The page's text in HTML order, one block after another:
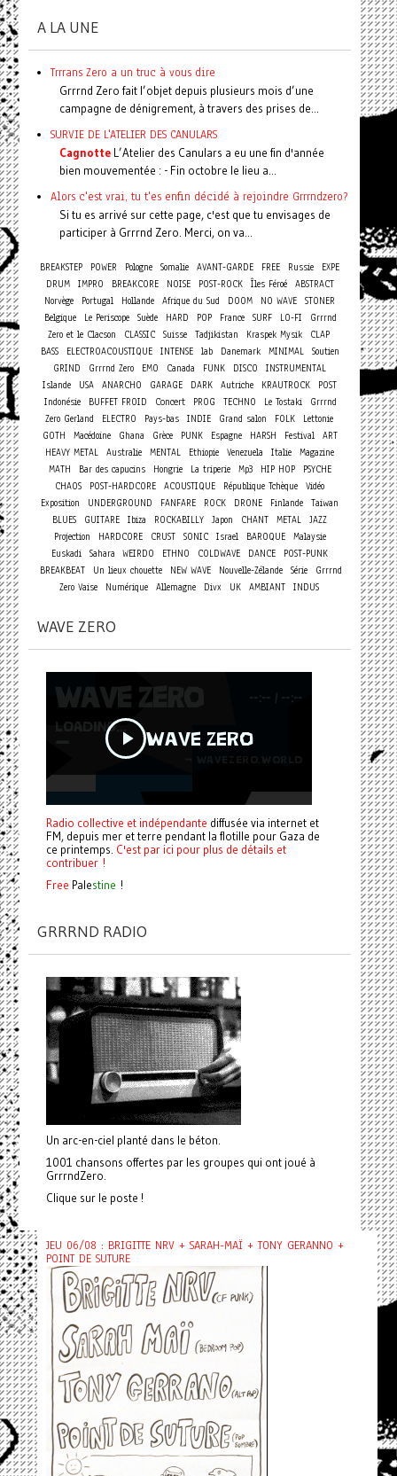
A LA UNE
Trrrans Zero a un truc à vous dire
Grrrnd Zero fait l’objet depuis plusieurs mois d’une
campagne de dénigrement, à travers des prises de...
SURVIE DE L'ATELIER DES CANULARS
CagnotteL’Atelier des Canulars a eu une fin d'année
bien mouvementée : - Fin octobre le lieu a...
Alors c'est vrai, tu t'es enfin décidé à rejoindre Grrrndzero?
Si tu es arrivé sur cette page, c'est que tu envisages de
participer à Grrrnd Zero. Merci, on va...
BREAKSTEP POWER Pologne Somalie AVANT-GARDE FREE Russie
EXPE
DRUM
IMPRO BREAKCORE NOISE POST-ROCK Îles Féroé
ABSTRACT
Norvège
Portugal Hollande Afrique du Sud DOOM NO WAVE STONER
Belgique
Le Periscope Suède HARD POP France SURF LO-FI
Grrrnd
Zero et le Clacson
CLASSIC Suisse Tadjikistan Kraspek Mysik
CLAP
BASS
ELECTROACOUSTIQUE INTENSE lab Danemark MINIMAL
Soutien
GRIND
Grrrnd Zero EMO Canada FUNK DISCO
INSTRUMENTAL
Islande
USA ANARCHO GARAGE DARK Autriche KRAUTROCK
POST
Indonésie
BUFFET FROID Concert PROG TECHNO Le Tostaki
Grrrnd
Zero Gerland
ELECTRO Pays-bas INDIE Grand salon FOLK
Lettonie
GOTH
Macédoine Ghana Grèce PUNK Espagne HARSH Festival
ART
HEAVY METAL Australie MENTAL Ethiopie Venezuela Italie Magazine
MATH
Bar des capucins Hongrie La triperie Mp3 HIP HOP
PSYCHE
CHAOS
POST-HARDCORE ACOUSTIQUE République Tchèque Vidéo
Exposition
UNDERGROUND FANFARE ROCK DRONE Finlande Taiwan
BLUES
GUITARE Ibiza ROCKABILLY Japon CHANT METAL JAZZ
Projection
HARDCORE CRUST SONIC Israel BAROQUE
Malaysie
Euskadi Sahara WEIRDO ETHNO COLDWAVE DANCE
POST-PUNK
BREAKBEAT
Un lieux chouette NEW WAVE Nouvelle-Zélande Série
Grrrnd
Zero Vaise
Numérique Allemagne Divx UK AMBIANT INDUS
WAVE ZERO
Radio collective et indépendante diffusée via internet et
FM, depuis mer et terre pendant la flotille pour Gaza de
ce printemps. C'est par ici pour plus de détails et
contribuer !
Free Palestine !
GRRRND RADIO
Un arc-en-ciel planté dans le béton.
1001 chansons offertes par les groupes qui ont joué à
GrrrndZero.
Clique sur le poste !
JEU 06/08 : BRIGITTE NRV + SARAH-MAÏ + TONY GERANNO +
POINT DE SUTURE